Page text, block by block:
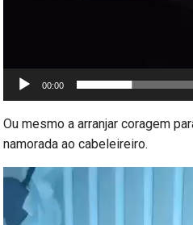
00:00
Ou mesmo a arranjar coragem
namorada ao cabeleireiro.
Reprodutor
vídeo